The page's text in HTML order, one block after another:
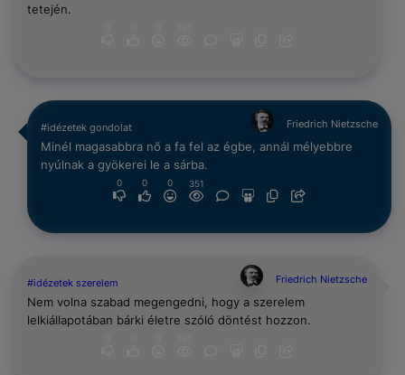
tetején.
#idézetek gondolat Friedrich Nietzsche
Minél magasabbra nő a fa fel az égbe, annál mélyebbre
nyúlnak a gyökerei le a sárba.
0 0 0 351
#idézetek szerelem Friedrich Nietzsche
Nem volna szabad megengedni, hogy a szerelem
lelkiállapotában bárki életre szóló döntést hozzon.